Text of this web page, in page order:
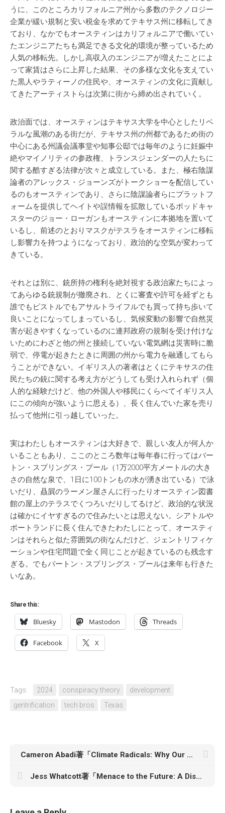
うに、このところカリフォルニア州から多数のテクノロジー
企業が緩い規制と安い税金を求めてテキサス州に移転してき
ており、なかでもオースティンはカリフォルニアで働いてい
たエンジニアたちも満足できる文化的環境が整っているため
人気の移転先。しかし高収入のエンジニアが増えたことによ
って家賃はさらに上昇した結果、その多様な文化を支えてい
た黒人やラティーノの住民や、オースティンの文化に貢献し
てきたアーティストらは次第に街から締め出されていく。
政治面では、オースティンはテキサス大学を中心としたリベ
ラルな風潮のある街だが、テキサス州の州都であるため街の
中心にある州議会議事堂や知事公邸では毎年のように妊娠中
絶やマイノリティの参政権、トランスジェンダーの人たちに
関する酷すぎる法律が次々と成立している。また、極右陰謀
論者のアレックス・ジョーンズがトークショーを配信してい
るのもオースティンであり、さらに陰謀論者らにプラットフ
ォームを提供してヘイトや誤情報を拡散しているポッドキャ
スターのジョー・ローガンもオースティンに本拠地を置いて
いるし、前述のとおりマスクがテスラをオースティンに移転
し影響力を持つようになっており、政治的な空気が変わって
きている。
それとは別に、銃所持の権利を絶対視する政治家たちによっ
てあらゆる銃規制が撤廃され、とくに審査や許可を経ずとも
誰でもピストルでもアサルトライフルでも買って持ち歩いて
良いことになってしまっているし、気候変動の影響で自然災
害が起きやすくなっているのに連邦政府の規制を受け付けな
いためにわざと他の州と接続していない電気網は災害時に脆
弱で、停電が起きたときに周囲の州から電力を融通してもら
うことができない。イギリス人の著者はとくにテキサスの住
民たちの銃に関する考え方がどうしても受け入れられず（個
人的な経験だけど、他の外国人や移民にくらべてイギリス人
にこの傾向が強いように思える）、長く住んでいた家を売り
払って他州に引っ越していった。
実はわたしもオースティンは大好きで、親しい友人が何人か
いることもあり、ここのところ数年は毎年春に行ってはバー
トン・スプリングス・プール（1万2000平方メートルの大き
さの自然な泉で、1日に100トンもの水が湧き出ている）で泳
いだり、贔屓のラーメン屋さんに行ったりオースティン図書
館の屋上のテラスでくつろいだりしてるけど、政治的な状況
は確かにイヤすぎるので住みたいとは思えない。シアトルや
ポートランドに長く住んできたわたしにとって、オースティ
ンはそれらと似た雰囲気の街なんだけど、ジェントリフィケ
ーションや住宅問題で全く同じことが起きているのも残念す
ぎる。でもバートン・スプリングス・プールは来年も行きた
いなあ。
Share this:
Bluesky Mastodon Threads
Facebook X
Tags: 2024 conspiracy theory
development
gentrification
tech bros Texas
Cameron Abadi著「Climate Radicals: Why Our Environmental Politics Isn’t Working」
Jess Whatcott著「Menace to the Future: A Disability and Queer History of Carceral Eugenics」